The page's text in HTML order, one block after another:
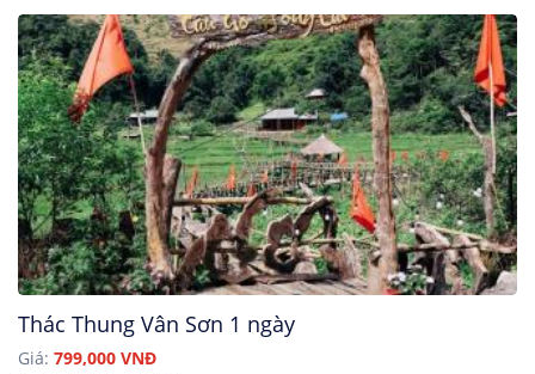
Thác Thung Vân Sơn 1 ngày
Giá: 799,000 VNĐ